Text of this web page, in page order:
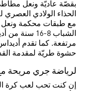
بقصّة عاديّة ونعل
الحذاء الولادي
مع طبقات محكمة ونعل
الشباب 8-
مرتفعة. كما تقدم
حشوة طريّة لمقدمة
لرياضة جري مريحة
إن كنت تحب لعب كرة